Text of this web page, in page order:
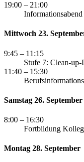
19:00 – 21:00
Mittwoch 23.
9:45 – 11:15
Stufe 7: Clean-up-
11:40 – 15:30
Samstag 26. September
8:00 – 16:30
Fortbildung
Montag 28. September